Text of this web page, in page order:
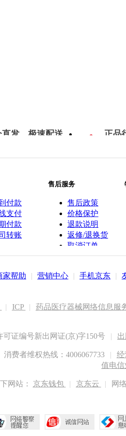
直发，极速配送 正品
付款
支付
付款
转账
售后服务
售后政策
价格保护
退款说明
返修/退换货
取消订单
家帮助 | 营销中心 | 手机京东 |
| ICP | 药品医疗器械网络信息服
可证编号新出网证(京)字150号 |
消费者维权热线：4006067733 | 经
值电
网站： 京东钱包 | 京东云 | 网